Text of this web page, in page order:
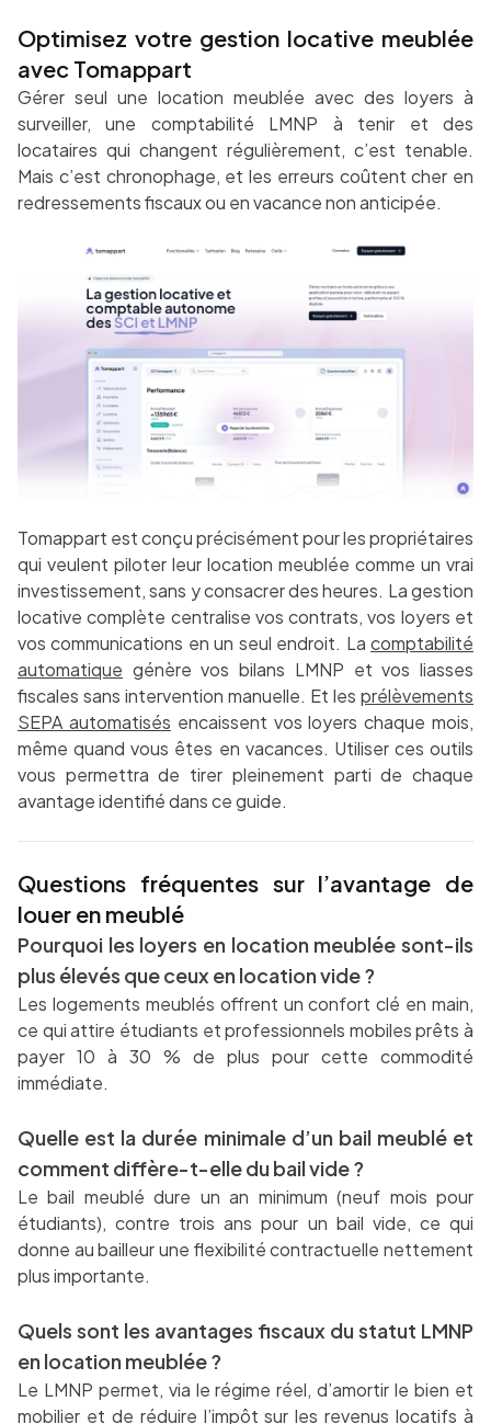
Optimisez votre gestion locative meublée
avec Tomappart
Gérer seul une location meublée avec des loyers à
surveiller, une comptabilité LMNP à tenir et des
locataires qui changent régulièrement, c’est tenable.
Mais c’est chronophage, et les erreurs coûtent cher en
redressements fiscaux ou en vacance non anticipée.
Tomappart est conçu précisément pour les propriétaires
qui veulent piloter leur location meublée comme un vrai
investissement, sans y consacrer des heures. La gestion
locative complète centralise vos contrats, vos loyers et
vos communications en un seul endroit. La comptabilité
automatique génère vos bilans LMNP et vos liasses
fiscales sans intervention manuelle. Et les prélèvements
SEPA automatisés encaissent vos loyers chaque mois,
même quand vous êtes en vacances. Utiliser ces outils
vous permettra de tirer pleinement parti de chaque
avantage identifié dans ce guide.
Questions fréquentes sur l’avantage de
louer en meublé
Pourquoi les loyers en location meublée sont-ils
plus élevés que ceux en location vide ?
Les logements meublés offrent un confort clé en main,
ce qui attire étudiants et professionnels mobiles prêts à
payer 10 à 30 % de plus pour cette commodité
immédiate.
Quelle est la durée minimale d’un bail meublé et
comment diffère-t-elle du bail vide ?
Le bail meublé dure un an minimum (neuf mois pour
étudiants), contre trois ans pour un bail vide, ce qui
donne au bailleur une flexibilité contractuelle nettement
plus importante.
Quels sont les avantages fiscaux du statut LMNP
en location meublée ?
Le LMNP permet, via le régime réel, d’amortir le bien et
mobilier et de réduire l’impôt sur les revenus locatifs à